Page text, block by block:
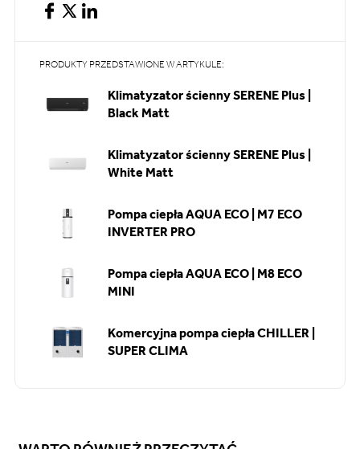
PRODUKTY PRZEDSTAWIONE W ARTYKULE:
Klimatyzator ścienny SERENE Plus |
Black Matt
Klimatyzator ścienny SERENE Plus |
White Matt
Pompa ciepła AQUA ECO | M7 ECO
INVERTER PRO
Pompa ciepła AQUA ECO | M8 ECO
MINI
Komercyjna pompa ciepła CHILLER |
SUPER CLIMA